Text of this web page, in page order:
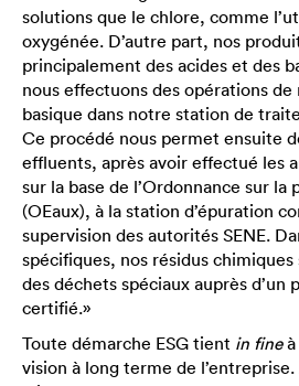
solutions que le chlore, comme
oxygénée. D’autre part, nos
principalement des acides et des
nous effectuons des opérations
basique dans notre station de
Ce procédé nous permet ensuite
effluents, après avoir effectué les
sur la base de l’Ordonnance sur
(OEaux), à la station d’épuration
supervision des autorités SENE.
spécifiques, nos résidus
des déchets spéciaux auprès d’un
certifié.»
Toute démarche ESG tient in fineà
vision à long terme de